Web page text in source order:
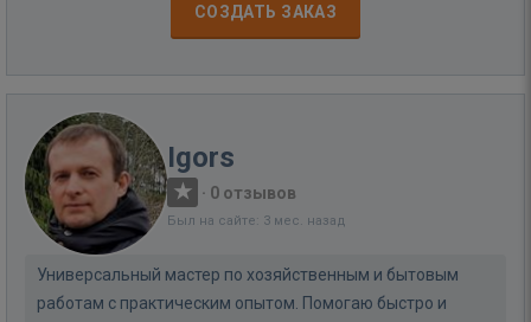
СОЗДАТЬ ЗАКАЗ
Igors
· 0 отзывов
Был на сайте: 3 мес. назад
Универсальный мастер по хозяйственным и бытовым
работам с практическим опытом. Помогаю быстро и